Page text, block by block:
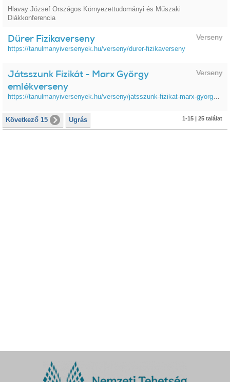
Hlavay József Országos Környezettudományi és Műszaki
Diákkonferencia
Verseny
Dürer Fizikaverseny
https://tanulmanyiversenyek.hu/verseny/durer-fizikaverseny
Verseny
Játsszunk Fizikát - Marx György
emlékverseny
https://tanulmanyiversenyek.hu/verseny/jatsszunk-fizikat-marx-gyorgy-emlekverseny
Következő 15 Ugrás 1-15 | 25 találat